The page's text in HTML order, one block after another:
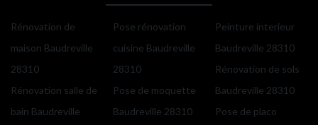
Rénovation de
maison Baudreville
28310
Rénovation salle de
bain Baudreville
Pose rénovation
cuisine Baudreville
28310
Pose de moquette
Baudreville 28310
Peinture interieur
Baudreville 28310
Rénovation de sols
Baudreville 28310
Pose de placo